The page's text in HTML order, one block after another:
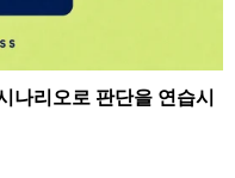
나리오로 판단을 연습시